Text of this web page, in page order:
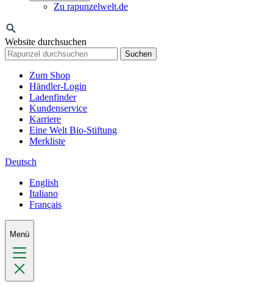
Zu rapunzelwelt.de
Website durchsuchen
Suchen
Zum Shop
Händler-Login
Ladenfinder
Kundenservice
Karriere
Eine Welt Bio-Stiftung
Merkliste
Deutsch
English
Italiano
Français
Menü